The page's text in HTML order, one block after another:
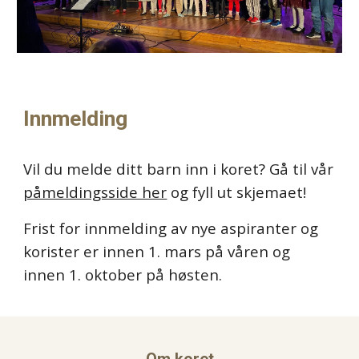
Innmelding
Vil du melde ditt barn inn i koret? Gå til vår
påmeldingsside her og fyll ut skjemaet!
Frist for innmelding av nye aspiranter og
korister er innen 1. mars på våren og
innen 1. oktober på høsten.